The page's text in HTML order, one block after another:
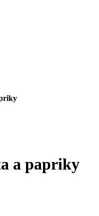
a papriky